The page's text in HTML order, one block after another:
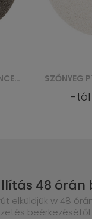
SZŐNYEG P113A ESSENCE ROUND (KOŁO) - KREMOWY
-tól
48 órán
elküldjük w 48
beérkezésétől